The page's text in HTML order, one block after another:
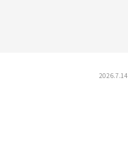
2026.7.14